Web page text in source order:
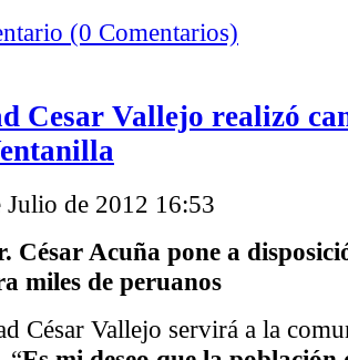
(0 Comentarios)
Cesar Vallejo realizó
Julio de 2012 16:53
César Acuña pone a
miles de peruanos
César Vallejo servirá a la